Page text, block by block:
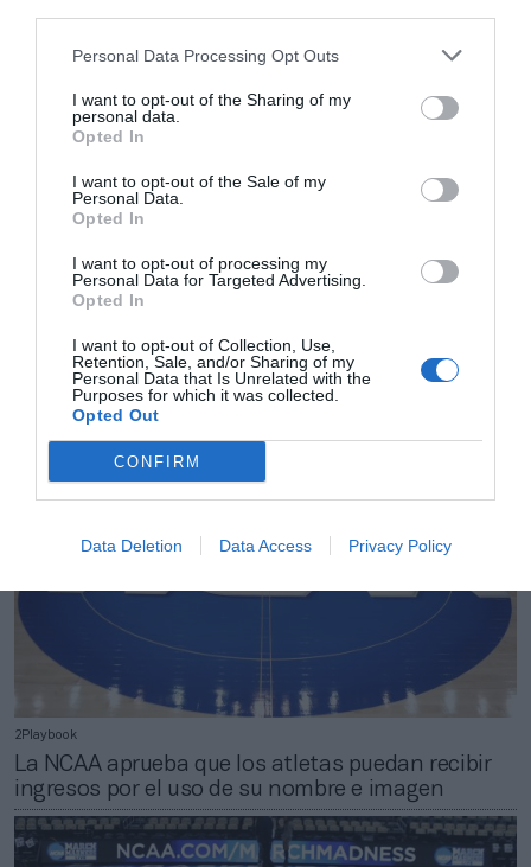
Personal Data Processing Opt Outs
I want to opt-out of the Sharing of my
personal data.
Opted In
I want to opt-out of the Sale of my
Personal Data.
Opted In
I want to opt-out of processing my
Personal Data for Targeted Advertising.
Opted In
I want to opt-out of Collection, Use,
Retention, Sale, and/or Sharing of my
Personal Data that Is Unrelated with the
Purposes for which it was collected.
Opted Out
CONFIRM
Data Deletion Data Access Privacy Policy
La NCAA, en jaque: así son los retos que afronta
un gigante universitario de 1.000 millones
2Playbook
La NCAA aprueba que los atletas puedan recibir
ingresos por el uso de su nombre e imagen